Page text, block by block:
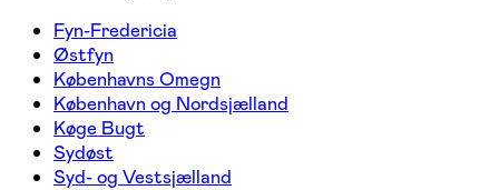
Fyn-Fredericia
Østfyn
Københavns Omegn
København og Nordsjælland
Køge Bugt
Sydøst
Syd- og Vestsjælland